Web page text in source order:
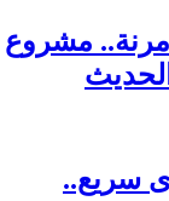
مشروع
سريع..